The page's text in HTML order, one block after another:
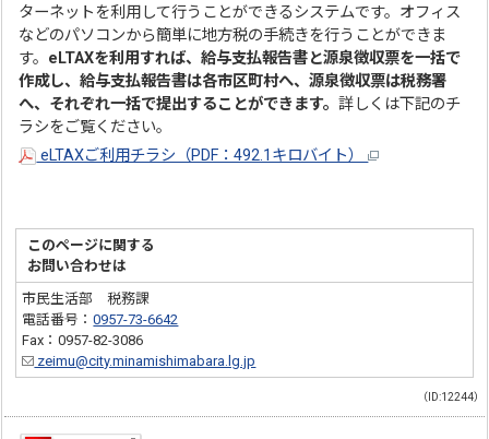
ターネットを利用して行うことができるシステムです。オフィス
などのパソコンから簡単に地方税の手続きを行うことができま
す。 eLTAXを利用すれば、給与支払報告書と源泉徴収票を一括で
作成し、給与支払報告書は各市区町村へ、源泉徴収票は税務署
へ、それぞれ一括で提出することができます。詳しくは下記のチ
ラシをご覧ください。
eLTAXご利用チラシ（PDF：492.1キロバイト）
このページに関する
お問い合わせは
市民生活部 税務課
電話番号：0957-73-6642
Fax：0957-82-3086
zeimu@city.minamishimabara.lg.jp
（ID:12244）